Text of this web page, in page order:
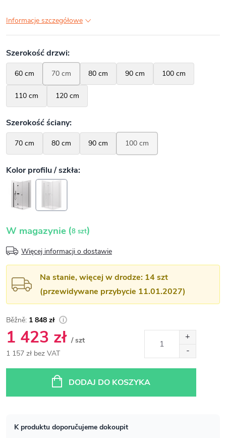
Informacje szczegółowe
W magazynie (8 szt)
Więcej informacji o dostawie
Na stanie, więcej w drodze: 14 szt
(przewidywane przybycie 11.01.2027)
1 848 zł
1 423 zł / szt
1 157 zł bez VAT
DODAJ DO KOSZYKA